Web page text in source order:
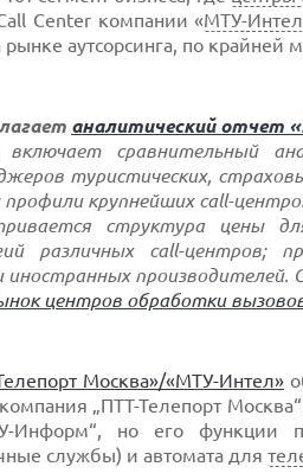
Center компании «МТУ-Интел
аутсорсинга, по крайней
аналитический отчет
сравнительный
туристических,
крупнейших call-
структура цены
различных call-центров;
иностранных производителей.
центров обработки
Москва»/«МТУ-Интел»
„ПТТ-Телепорт
Информ“, но его функции
службы) и автомата для